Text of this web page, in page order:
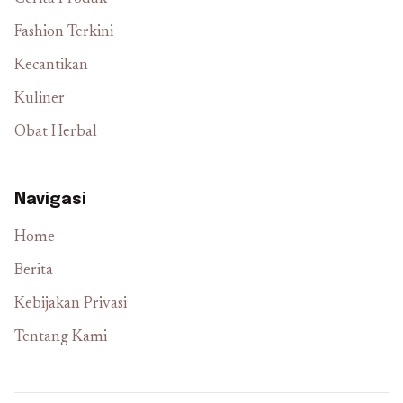
Fashion Terkini
Kecantikan
Kuliner
Obat Herbal
Navigasi
Home
Berita
Kebijakan Privasi
Tentang Kami